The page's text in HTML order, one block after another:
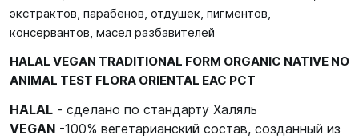
экстрактов, парабенов, отдушек, пигментов,
консервантов, масел разбавителей
HALAL VEGAN TRADITIONAL FORM ORGANIC NATIVE NO
ANIMAL TEST FLORA ORIENTAL EАС РСТ
HALAL - сделано по стандарту Халяль
VEGAN -100% вегетарианский состав, созданный из